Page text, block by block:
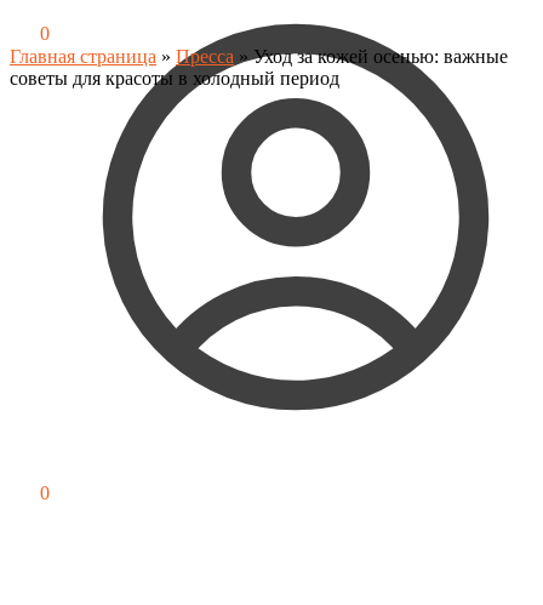
0
0
Главная страница » Пресса » Уход за кожей осенью: важные
советы для красоты в холодный период